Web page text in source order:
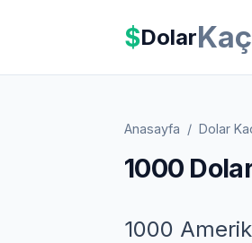
$Dolar
Anasayfa Dolar
1000
1000